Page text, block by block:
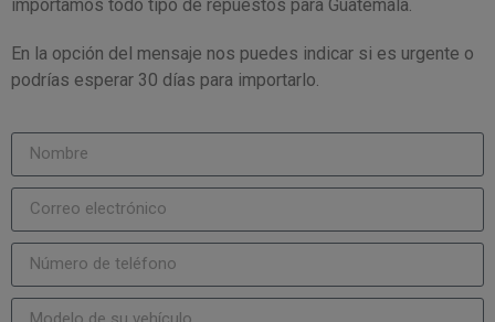
importamos todo tipo de repuestos para Guatemala.
En la opción del mensaje nos puedes indicar si es urgente o
podrías esperar 30 días para importarlo.